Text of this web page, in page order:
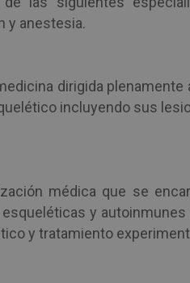
y anestesia.
dirigida
incluyendo sus
médica que se
y
y tratamiento